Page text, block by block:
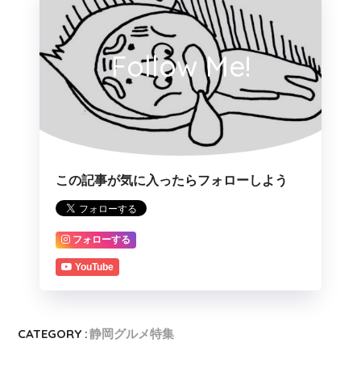
Follow Me!
この記事が気に入ったらフォローしよう
フォローする
YouTube
CATEGORY :静岡グルメ特集